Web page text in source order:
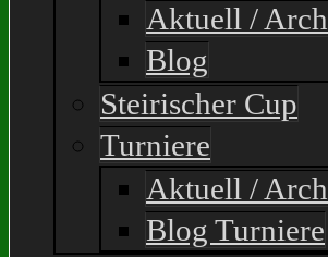
Aktuell /
Blog
Steirischer Cup
Turniere
Aktuell /
Blog Turniere